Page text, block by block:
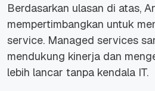
Berdasarkan ulasan di atas,
mempertimbangkan untuk
service. Managed services
mendukung kinerja dan
lebih lancar tanpa kendala IT.